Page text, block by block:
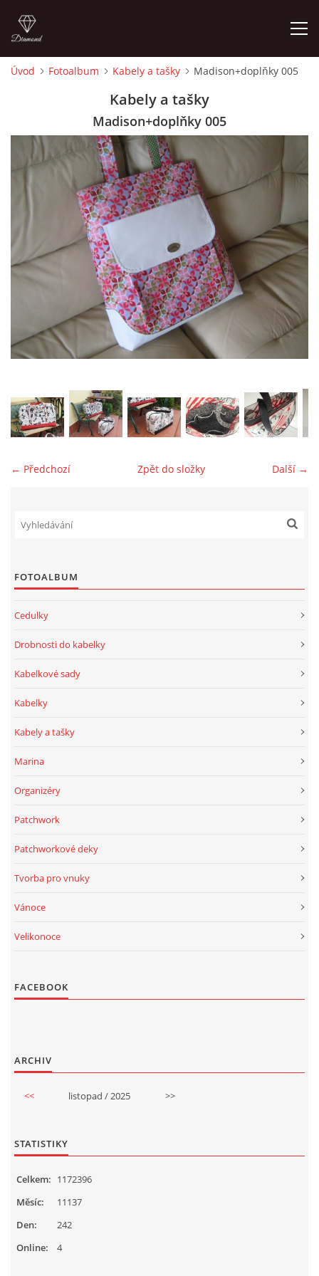
CEDULKY
MOJE POSLEDNÍ PRÁCE
jk-laguna@seznam.cz
Úvod Fotoalbum Kabely a tašky Madison+doplňky 005
Kabely a tašky
Madison+doplňky 005
← Předchozí Další →
Zpět do složky
FOTOALBUM
Cedulky
Drobnosti do kabelky
Kabelkové sady
Kabelky
Kabely a tašky
Marina
Organizéry
Patchwork
Patchworkové deky
Tvorba pro vnuky
Vánoce
Velikonoce
FACEBOOK
ARCHIV
<< listopad / 2025 >>
STATISTIKY
Online: 4
Celkem: 1172396
Měsíc:
11137
Den:
242